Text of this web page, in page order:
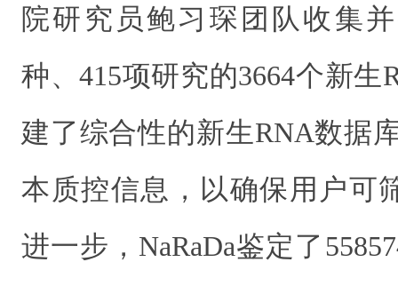
院研究员鲍习琛团队收集
种、415项研究的3664个新生
建了综合性的新生RNA数据
本质控信息，以确保用户可
进一步，NaRaDa鉴定了